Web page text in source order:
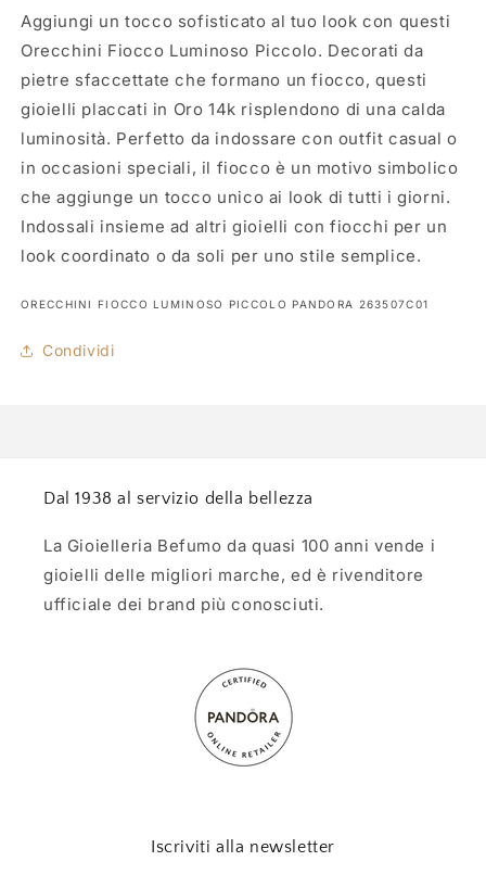
Aggiungi un tocco sofisticato al tuo look con questi
Orecchini Fiocco Luminoso Piccolo. Decorati da
pietre sfaccettate che formano un fiocco, questi
gioielli placcati in Oro 14k risplendono di una calda
luminosità. Perfetto da indossare con outfit casual o
in occasioni speciali, il fiocco è un motivo simbolico
che aggiunge un tocco unico ai look di tutti i giorni.
Indossali insieme ad altri gioielli con fiocchi per un
look coordinato o da soli per uno stile semplice.
SKU:
ORECCHINI FIOCCO LUMINOSO PICCOLO PANDORA 263507C01
Condividi
Dal 1938 al servizio della bellezza
La Gioielleria Befumo da quasi 100 anni vende i
gioielli delle migliori marche, ed è rivenditore
ufficiale dei brand più conosciuti.
Iscriviti alla newsletter